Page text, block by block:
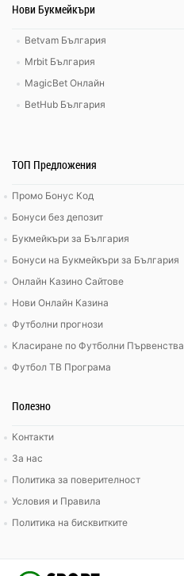
Нови Букмейкъри
Betvam България
Mrbit България
MagicBet Онлайн
BetHub България
ТОП Предложения
Промо Бонус Код
Бонуси без депозит
Букмейкъри за България
Бонуси на Букмейкъри за България
Онлайн Казино Сайтове
Нови Онлайн Казина
Футболни прогнози
Класиране по Футболни Първенства
Футбол ТВ Програма
Полезно
Контакти
За нас
Политика за поверителност
Условия и Правила
Политика на бисквитките